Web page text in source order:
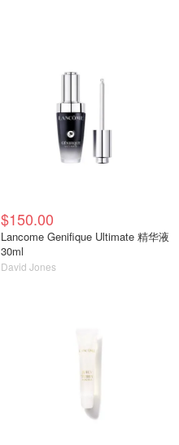
$150.00
Lancome Genifique Ultimate 精华液
30ml
David Jones